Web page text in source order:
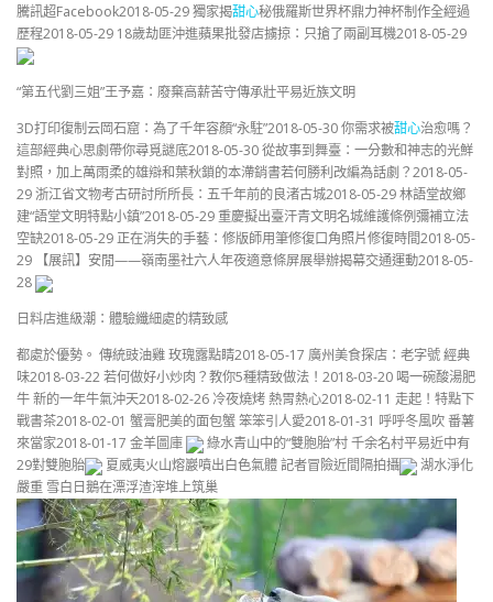
騰訊超Facebook2018-05-29 獨家揭甜心秘俄羅斯世界杯鼎力神杯制作全經過
歷程2018-05-29 18歲劫匪沖進蘋果批發店擄掠：只搶了兩副耳機2018-05-29
“第五代劉三姐”王予嘉：廢棄高薪苦守傳承壯平易近族文明
3D打印復制云岡石窟：為了千年容顏“永駐”2018-05-30 你需求被甜心治愈嗎？
這部經典心思劇帶你尋覓謎底2018-05-30 從故事到舞臺：一分數和神志的光鮮
對照，加上萬雨柔的雄辯和葉秋鎖的本滯銷書若何勝利改編為話劇？2018-05-
29 浙江省文物考古研討所所長：五千年前的良渚古城2018-05-29 林語堂故鄉
建“語堂文明特點小鎮”2018-05-29 重慶擬出臺汗青文明名城維護條例彌補立法
空缺2018-05-29 正在消失的手藝：修版師用筆修復口角照片修復時間2018-05-
29 【展訊】安閒——嶺南墨社六人年夜適意條屏展舉辦揭幕交通運動2018-05-
28
日料店進級潮：體驗纖細處的精致感
都處於優勢。 傳統豉油雞 玫瑰露點睛2018-05-17 廣州美食探店：老字號 經典
味2018-03-22 若何做好小炒肉？教你5種精致做法！2018-03-20 喝一碗酸湯肥
牛 新的一年牛氣沖天2018-02-26 冷夜燒烤 熱胃熱心2018-02-11 走起！特點下
戰書茶2018-02-01 蟹膏肥美的面包蟹 笨笨引人愛2018-01-31 呼呼冬風吹 番薯
來當家2018-01-17 金羊圖庫
綠水青山中的“雙胞胎”村 千余名村平易近中有
29對雙胞胎
夏威夷火山熔巖噴出白色氣體 記者冒險近間隔拍攝
湖水淨化
嚴重 雪白日鵝在漂浮渣滓堆上筑巢